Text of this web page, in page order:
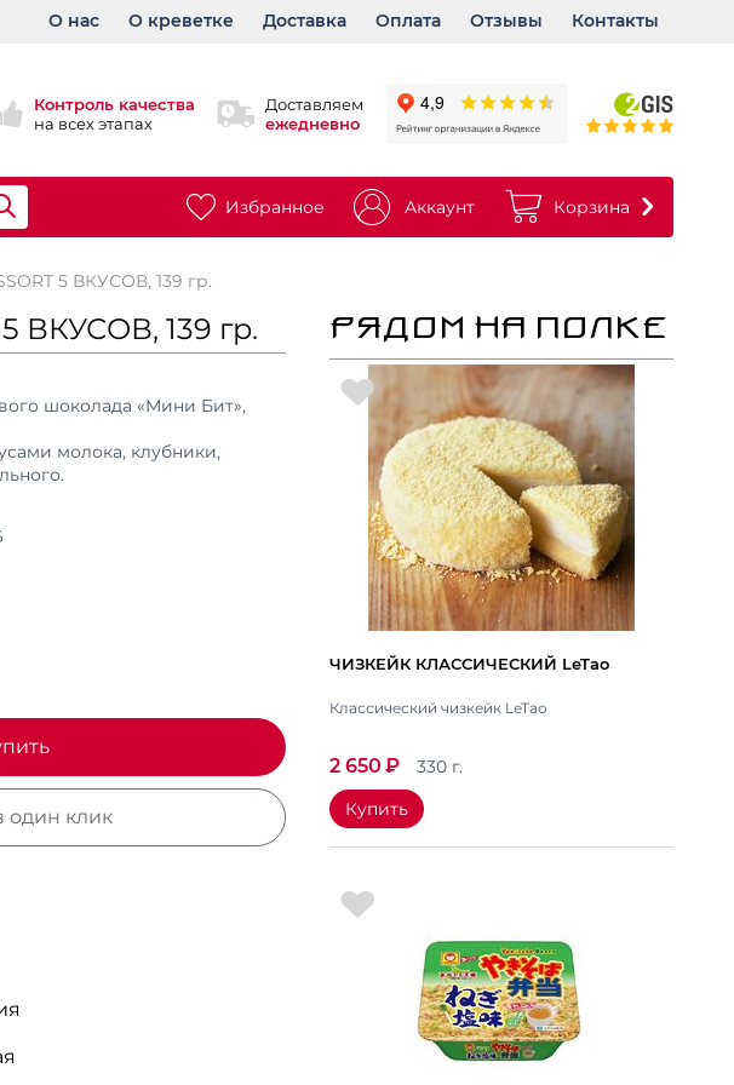
О нас О креветке Доставка Оплата Отзывы Контакты
Доставляем
ежедневно
Контроль качества
на всех этапах
Корзина
Аккаунт
Избранное
5 ВКУСОВ, 139 гр.
139 гр.
шоколада «Мини Бит»,
молока, клубники,
один клик
РЯДОМ НА ПОЛКЕ
ЧИЗКЕЙК КЛАССИЧЕСКИЙ LeTao
Классический чизкейк LeTao
2 650 ₽
330 г.
Купить